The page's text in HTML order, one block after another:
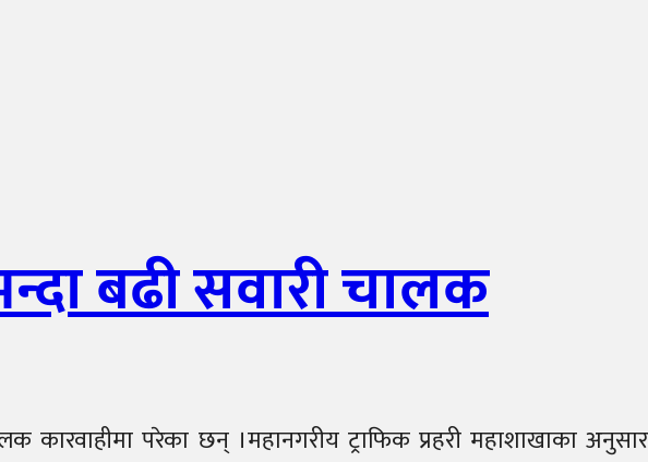
बढी सवारी चालक
परेका छन् ।महानगरीय ट्राफिक प्रहरी महाशाखाका अनुसार